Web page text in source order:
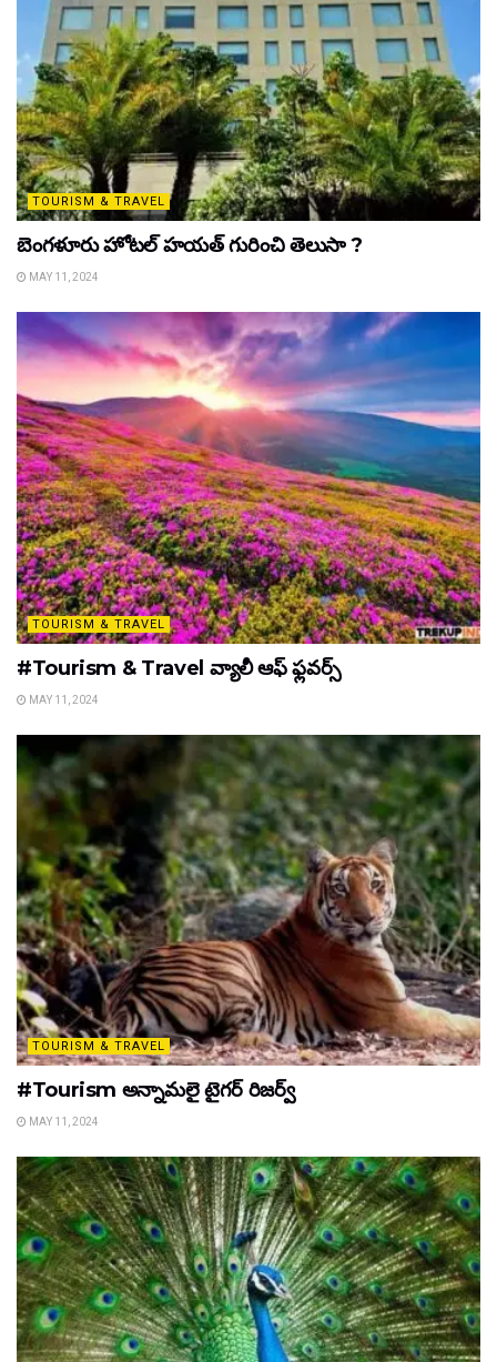
TOURISM & TRAVEL
బెంగళూరు హోటల్ హయత్ గురించి తెలుసా ?
MAY 11, 2024
TOURISM & TRAVEL
#Tourism & Travel వ్యాలీ ఆఫ్ ఫ్లవర్స్
MAY 11, 2024
TOURISM & TRAVEL
#Tourism అన్నామలై టైగర్ రిజర్వ్
MAY 11, 2024